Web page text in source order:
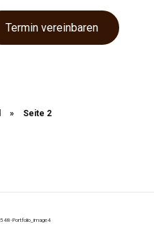
Termin vereinbaren
» Seite 2